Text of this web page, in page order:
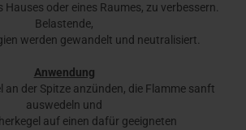
Hauses oder eines Raumes, zu verbessern.
Belastende,
werden gewandelt und neutralisiert.
Anwendung
an der Spitze anzünden, die Flamme sanft
auswedeln und
auf einen dafür geeigneten